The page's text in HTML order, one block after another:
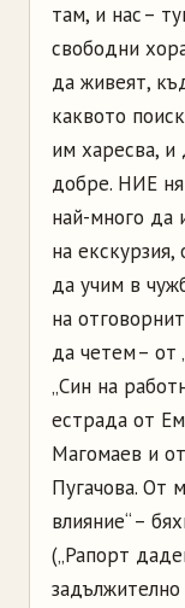
там, и нас –
свободни
да живеят,
каквото
им харесва, и
добре. НИЕ
най-много да
на екскурзия,
да учим в
на
да четем – от
„Син на
естрада от
Магомаев и
Пугачова. От
влияние“ –
(„Рапорт